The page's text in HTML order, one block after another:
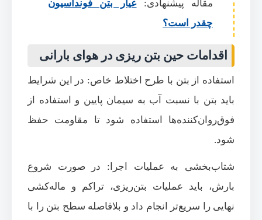
مقاله پیشنهادی:عیار بتن فونداسیون
چقدر است؟
اقدامات حین بتن ریزی در هوای بارانی
استفاده از بتن با طرح اختلاط خاص: در این شرایط
باید بتن با نسبت آب به سیمان پایین و استفاده از
فوق‌روان‌کننده‌ها استفاده شود تا مقاومت حفظ
شود.
شتاب‌بخشی به عملیات اجرا: در صورت شروع
بارش، باید عملیات بتن‌ریزی، تراکم و ماله‌کشی
نهایی را سریع‌تر انجام داد و بلافاصله سطح بتن را با